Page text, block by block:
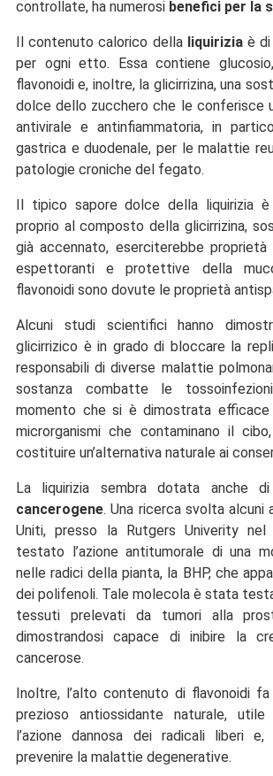
controllate, ha numerosi benefici per la
Il contenuto calorico della liquiriziaè di
per ogni etto. Essa contiene
flavonoidi e, inoltre, la glicirrizina, una
dolce dello zucchero che le conferisce
antivirale e antinfiammatoria, in
gastrica e duodenale, per le malattie
patologie croniche del fegato.
Il tipico sapore dolce della liquirizia
proprio al composto della glicirrizina,
già accennato, eserciterebbe proprietà
espettoranti e protettive della
flavonoidi sono dovute le proprietà
Alcuni studi scientifici hanno
glicirrizico è in grado di bloccare la
responsabili di diverse malattie
sostanza combatte le
momento che si è dimostrata efficace
microrganismi che contaminano il
costituire un’alternativa naturale ai
La liquirizia sembra dotata anche di
cancerogene. Una ricerca svolta alcuni
Uniti, presso la Rutgers Univerity
testato l’azione antitumorale di una
nelle radici della pianta, la BHP, che
dei polifenoli. Tale molecola è stata
tessuti prelevati da tumori alla
dimostrandosi capace di inibire la
cancerose.
Inoltre, l’alto contenuto di flavonoidi
prezioso antiossidante naturale,
l’azione dannosa dei radicali liberi e,
prevenire la malattie degenerative.